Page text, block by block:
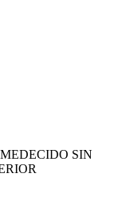
SIN